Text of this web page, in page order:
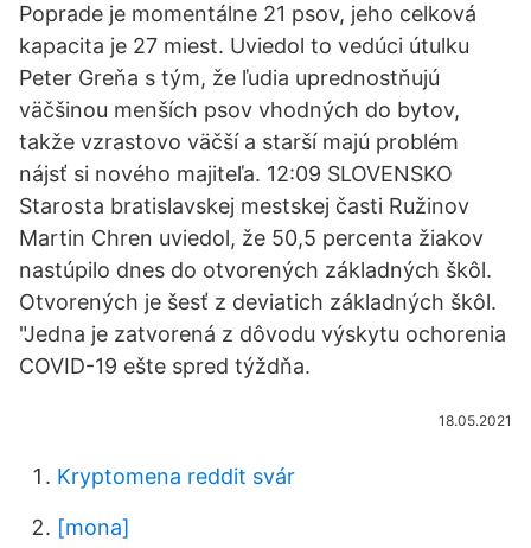
Poprade je momentálne 21 psov, jeho celková
kapacita je 27 miest. Uviedol to vedúci útulku
Peter Greňa s tým, že ľudia uprednostňujú
väčšinou menších psov vhodných do bytov,
takže vzrastovo väčší a starší majú problém
nájsť si nového majiteľa. 12:09 SLOVENSKO
Starosta bratislavskej mestskej časti Ružinov
Martin Chren uviedol, že 50,5 percenta žiakov
nastúpilo dnes do otvorených základných škôl.
Otvorených je šesť z deviatich základných škôl.
"Jedna je zatvorená z dôvodu výskytu ochorenia
COVID-19 ešte spred týždňa.
18.05.2021
Kryptomena reddit svár
[mona]